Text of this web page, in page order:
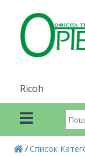
Ricoh
Список